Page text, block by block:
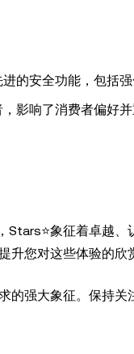
的安全功能，包括强
影响了消费者偏好
象征着卓越
升您对这些体验的欣
强大象征。保持关